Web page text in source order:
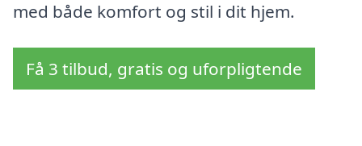
med både komfort og stil i dit hjem.
Få 3 tilbud, gratis og uforpligtende